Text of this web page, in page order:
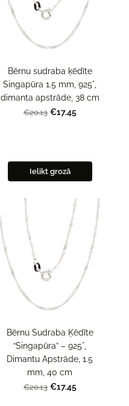
Bērnu sudraba ķēdīte
Singapūra 1.5 mm, 925°,
dimanta apstrāde, 38 cm
€20.13 €17.45
Ielikt grozā
Bērnu Sudraba Ķēdīte
“Singapūra” – 925°,
Dimantu Apstrāde, 1.5
mm, 40 cm
€20.13 €17.45